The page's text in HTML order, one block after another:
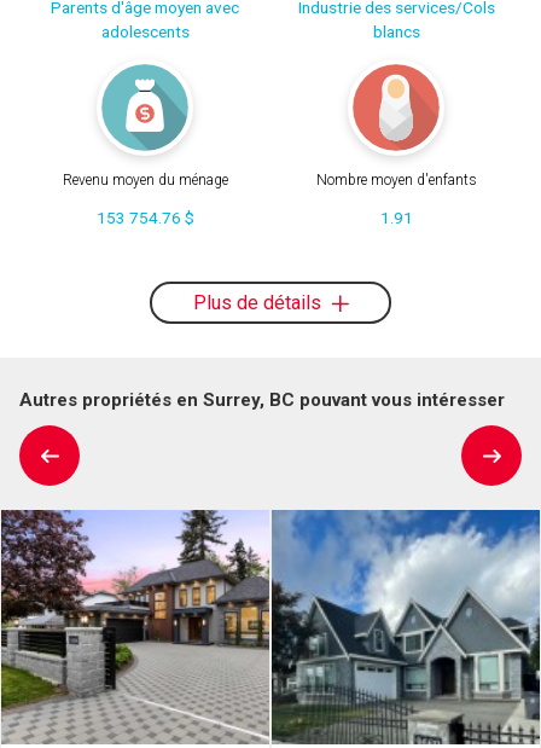
Parents d'âge moyen avec
adolescents
Industrie des services/Cols
blancs
Revenu moyen du ménage
153 754.76 $
Nombre moyen d'enfants
1.91
Plus de détails
Autres propriétés en Surrey, BC pouvant vous intéresser